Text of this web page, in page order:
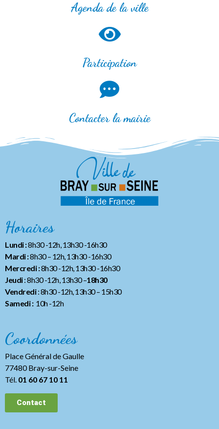
Agenda de la ville
Participation
Contacter la mairie
Horaires
Lundi :8h30 -12h, 13h30 -16h30
Mardi :8h30 – 12h, 13h30 -16h30
Mercredi :8h30 -12h, 13h30 -16h30
Jeudi: 8h30 -12h, 13h30 –18h30
Vendredi: 8h30 -12h, 13h30– 15h30
Samedi :10h -12h
Coordonnées
Place Général de Gaulle
77480 Bray-sur-Seine
Tél. 01 60 67 10 11
Contact